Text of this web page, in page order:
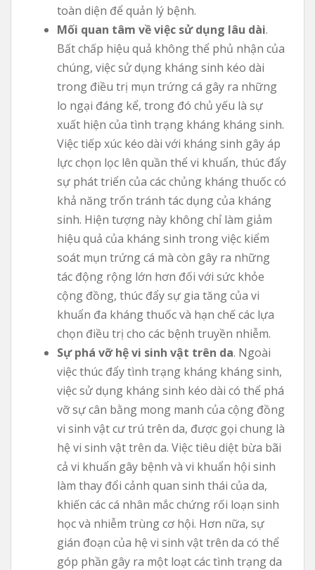
toàn diện để quản lý bệnh.
Mối quan tâm về việc sử dụng lâu dài.
Bất chấp hiệu quả không thể phủ nhận của
chúng, việc sử dụng kháng sinh kéo dài
trong điều trị mụn trứng cá gây ra những
lo ngại đáng kể, trong đó chủ yếu là sự
xuất hiện của tình trạng kháng kháng sinh.
Việc tiếp xúc kéo dài với kháng sinh gây áp
lực chọn lọc lên quần thể vi khuẩn, thúc đẩy
sự phát triển của các chủng kháng thuốc có
khả năng trốn tránh tác dụng của kháng
sinh. Hiện tượng này không chỉ làm giảm
hiệu quả của kháng sinh trong việc kiểm
soát mụn trứng cá mà còn gây ra những
tác động rộng lớn hơn đối với sức khỏe
cộng đồng, thúc đẩy sự gia tăng của vi
khuẩn đa kháng thuốc và hạn chế các lựa
chọn điều trị cho các bệnh truyền nhiễm.
Sự phá vỡ hệ vi sinh vật trên da. Ngoài
việc thúc đẩy tình trạng kháng kháng sinh,
việc sử dụng kháng sinh kéo dài có thể phá
vỡ sự cân bằng mong manh của cộng đồng
vi sinh vật cư trú trên da, được gọi chung là
hệ vi sinh vật trên da. Việc tiêu diệt bừa bãi
cả vi khuẩn gây bệnh và vi khuẩn hội sinh
làm thay đổi cảnh quan sinh thái của da,
khiến các cá nhân mắc chứng rối loạn sinh
học và nhiễm trùng cơ hội. Hơn nữa, sự
gián đoạn của hệ vi sinh vật trên da có thể
góp phần gây ra một loạt các tình trạng da